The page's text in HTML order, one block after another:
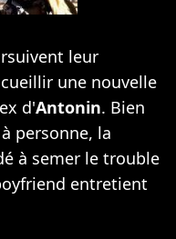
leur
une nouvelle
d'Antonin. Bien
personne, la
à semer le trouble
entretient